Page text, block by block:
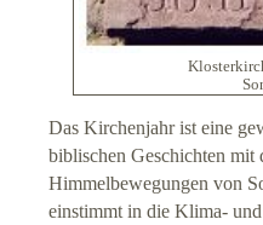
Das Kirchenjahr ist eine
biblischen Geschichten mit
Himmelbewegungen von
einstimmt in die Klima-